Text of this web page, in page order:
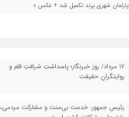
پارلمان شهری پرند تکمیل شد + عکس »
۱۷ مرداد/ روز خبرنگار؛ پاسداشتِ شرافتِ قلم و
روایتگرانِ حقیقت
رئیس جمهور: خدمت بی‌منت و مشارکت مردمی،